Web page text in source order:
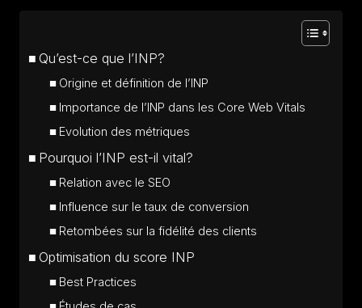
Qu’est-ce que l’INP?
Origine et définition de l’INP
Importance de l’INP dans les Core Web Vitals
Evolution des métriques
Pourquoi l’INP est-il vital?
Relation avec le SEO
Influence sur le taux de conversion
Retombées sur la fidélité des clients
Optimisation du score INP
Best Practices